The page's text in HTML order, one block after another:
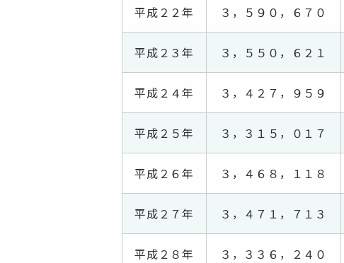
平成２２年 ３，５９０，６７０
平成２３年 ３，５５０，６２１
平成２４年 ３，４２７，９５９
平成２５年 ３，３１５，０１７
平成２６年 ３，４６８，１１８
平成２７年 ３，４７１，７１３
平成２８年 ３，３３６，２４０